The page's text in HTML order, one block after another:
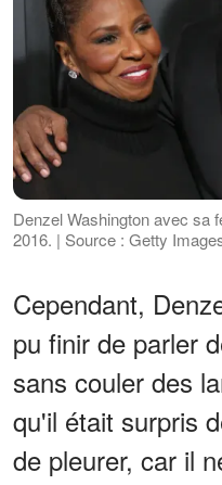
Denzel Washington avec sa
2016. | Source : Getty
Cependant,
pu finir de parler
sans couler des
qu'il était surpris
de pleurer, car il